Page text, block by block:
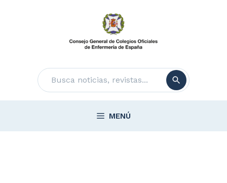
Buscar
MENÚ